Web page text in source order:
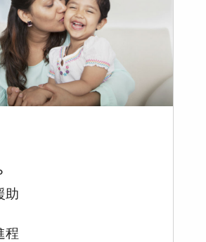
助
程